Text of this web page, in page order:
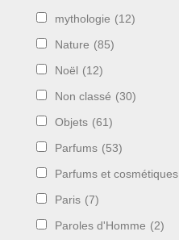
mythologie (12)
Nature (85)
Noël (12)
Non classé (30)
Objets (61)
Parfums (53)
Parfums et cosmétiques
Paris (7)
Paroles d'Homme (2)